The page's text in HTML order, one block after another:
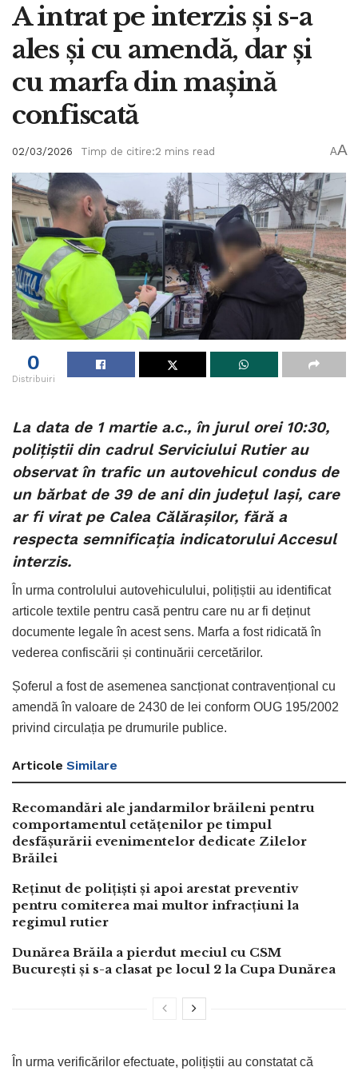
A intrat pe interzis și s-a
ales și cu amendă, dar și
cu marfa din mașină
confiscată
02/03/2026 Timp de citire:2 mins read AA
0
Distribuiri
La data de 1 martie a.c., în jurul orei 10:30,
polițiștii din cadrul Serviciului Rutier au
observat în trafic un autovehicul condus de
un bărbat de 39 de ani din județul Iași, care
ar fi virat pe Calea Călărașilor, fără a
respecta semnificația indicatorului Accesul
interzis.
În urma controlului autovehiculului, polițiștii au identificat
articole textile pentru casă pentru care nu ar fi deținut
documente legale în acest sens. Marfa a fost ridicată în
vederea confiscării și continuării cercetărilor.
Șoferul a fost de asemenea sancționat contravențional cu
amendă în valoare de 2430 de lei conform OUG 195/2002
privind circulația pe drumurile publice.
Articole Similare
Recomandări ale jandarmilor brăileni pentru
comportamentul cetățenilor pe timpul
desfășurării evenimentelor dedicate Zilelor
Brăilei
Reținut de polițiști și apoi arestat preventiv
pentru comiterea mai multor infracțiuni la
regimul rutier
Dunărea Brăila a pierdut meciul cu CSM
București și s-a clasat pe locul 2 la Cupa Dunărea
În urma verificărilor efectuate, polițiștii au constatat că